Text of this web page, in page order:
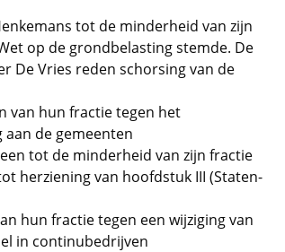
tot de minderheid van zijn
op de grondbelasting stemde. De
De Vries reden schorsing van de
van hun fractie tegen het
de gemeenten
tot de minderheid van zijn fractie
herziening van hoofdstuk III (Staten-
hun fractie tegen een wijziging van
in continubedrijven